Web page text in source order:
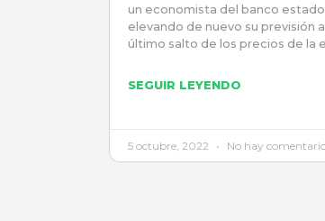
un economista del banco
elevando de nuevo su previsión a
último salto de los precios de la
SEGUIR LEYENDO
5 octubre, 2022 No hay